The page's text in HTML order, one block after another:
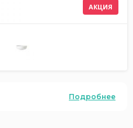
АКЦИЯ
Подробнее